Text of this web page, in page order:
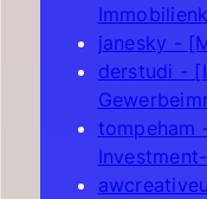
janesky -
derstudi -
tompeham